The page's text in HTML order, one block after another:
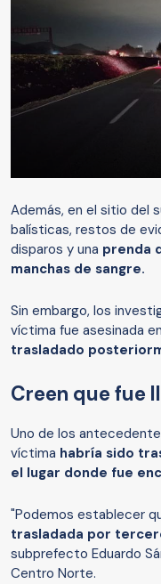
Además, en el sitio del
balísticas, restos de
disparos y una prenda
manchas de sangre.
Sin embargo, los
víctima fue asesinada
trasladado
Creen que fue
Uno de los
víctima habría sido
el lugar donde fue
"Podemos establecer
trasladada por
subprefecto Eduardo
Centro Norte.